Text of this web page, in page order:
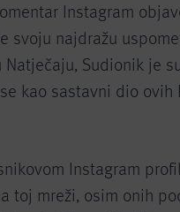
Instagram
svoju najdražu
Sudionik je
kao sastavni dio ovih
Instagram
toj mreži, osim onih